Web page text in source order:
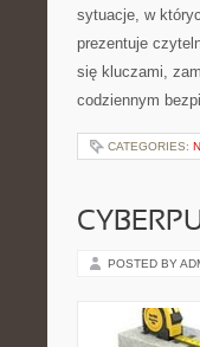
sytuacje, w
prezentuje
się kluczami,
codziennym
CATEGORIES:
POSTED BY